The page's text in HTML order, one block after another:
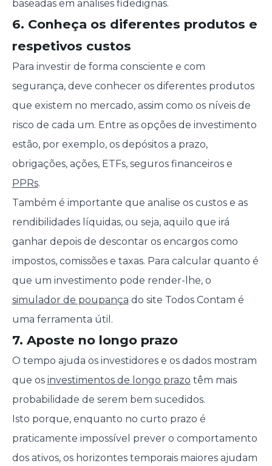
baseadas em análises fidedignas.
6. Conheça os diferentes produtos e
respetivos custos
Para investir de forma consciente e com
segurança, deve conhecer os diferentes produtos
que existem no mercado, assim como os níveis de
risco de cada um. Entre as opções de investimento
estão, por exemplo, os depósitos a prazo,
obrigações, ações, ETFs, seguros financeiros e
PPRs.
Também é importante que analise os custos e as
rendibilidades líquidas, ou seja, aquilo que irá
ganhar depois de descontar os encargos como
impostos, comissões e taxas. Para calcular quanto é
que um investimento pode render-lhe, o
simulador de poupança do site Todos Contam é
uma ferramenta útil.
7. Aposte no longo prazo
O tempo ajuda os investidores e os dados mostram
que os investimentos de longo prazo têm mais
probabilidade de serem bem sucedidos.
Isto porque, enquanto no curto prazo é
praticamente impossível prever o comportamento
dos ativos, os horizontes temporais maiores ajudam